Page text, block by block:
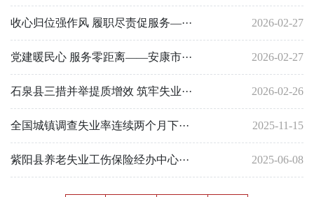
收心归位强作风 履职尽责促服务—··· 2026-02-27
党建暖民心 服务零距离——安康市··· 2026-02-27
石泉县三措并举提质增效 筑牢失业··· 2026-02-26
全国城镇调查失业率连续两个月下··· 2025-11-15
紫阳县养老失业工伤保险经办中心··· 2025-06-08